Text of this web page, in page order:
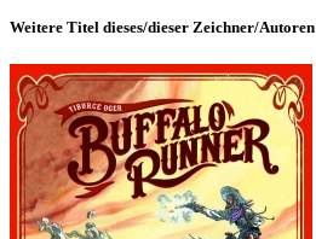
Weitere Titel dieses/dieser Zeichner/Autoren